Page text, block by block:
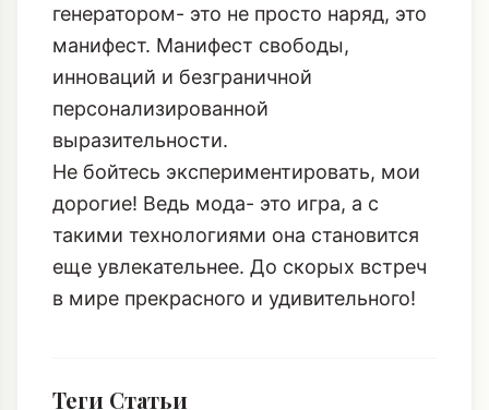
генератором- это не просто наряд, это
манифест. Манифест свободы,
инноваций и безграничной
персонализированной
выразительности.
Не бойтесь экспериментировать, мои
дорогие! Ведь мода- это игра, а с
такими технологиями она становится
еще увлекательнее. До скорых встреч
в мире прекрасного и удивительного!
Теги Статьи